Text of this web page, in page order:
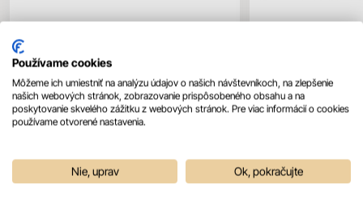
Orechy lieskove blanžírovane 1kg
Prihláste sa pre zobrazenie ceny
Balenie1 kg Balenie1.2 kg
Používame cookies
Môžeme ich umiestniť na analýzu údajov o našich návštevníkoch, na zlepšenie
našich webových stránok, zobrazovanie prispôsobeného obsahu a na
poskytovanie skvelého zážitku z webových stránok. Pre viac informácií o cookies
používame otvorené nastavenia.
Nie, uprav Ok, pokračujte